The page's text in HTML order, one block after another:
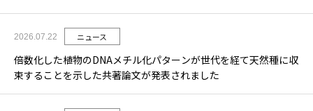
2026.07.22 ニュース
倍数化した植物のDNAメチル化パターンが世代を経て天然種に収
束することを示した共著論文が発表されました